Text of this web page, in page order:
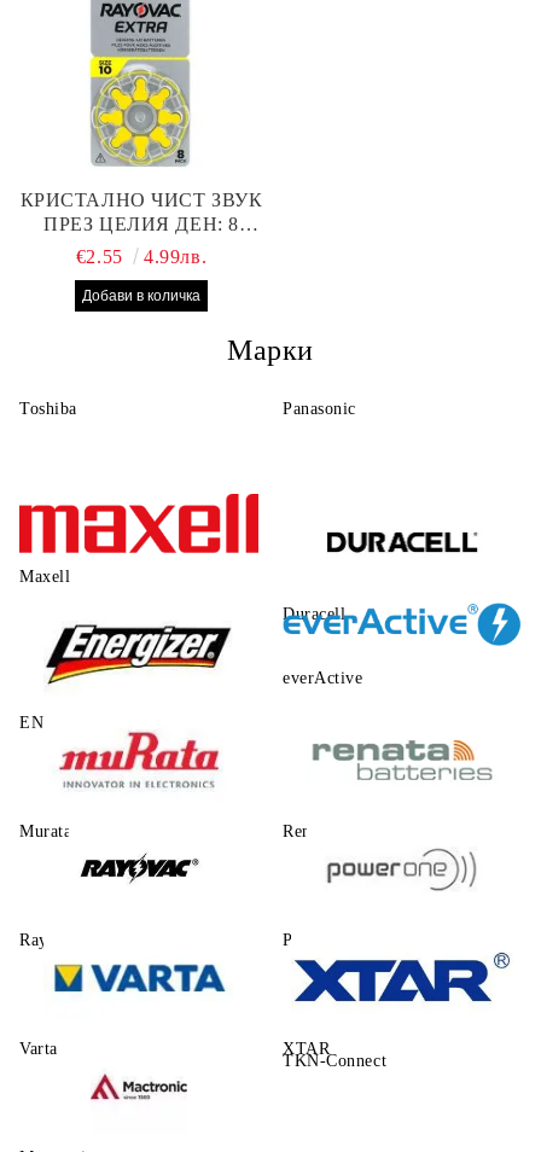
КРИСТАЛНО ЧИСТ ЗВУК
ПРЕЗ ЦЕЛИЯ ДЕН: 8
БРОЯ RAYOVAC EXTRA
АПАРАТ
€2.55 4.99лв.
Марки
Toshiba Panasonic
Maxell
Duracell
ENERGIZER
everActive
Murata Renata
Rayovac Power One
Varta XTAR
TKN-Connect